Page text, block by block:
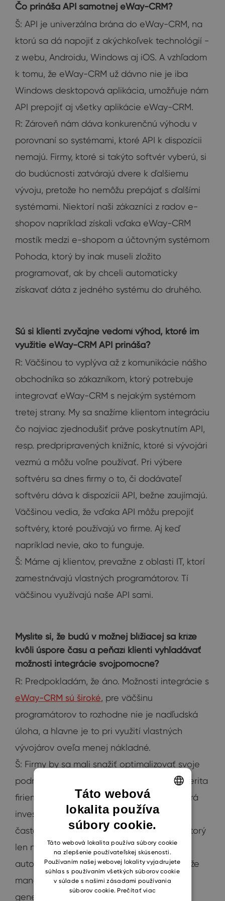
Čo prináša API samotnej eWay-CRM?
Š: API je univerzálna brána do eWay-CRM, na
ktorú sa dá napojiť z akýchkoľvek technológií -
z webu, Androidu, Windows aj iOS. A vzhľadom
k tomu, že eWay-CRM už dávno nie je iba
Windows desktopová aplikácia, umožňuje nám
API prepojiť aj všetky aplikácie eWay-CRM.
R: Zároveň nám dáva konkurenčnú výhodu v
porovnaní so systémami, ktoré API k dispozícii
nemajú. Firmy, ktoré si takýto softvér vyberú, si
do budúcnosti zatvárajú dvere k ďalšiemu
vývoju, pretože ho nemôžu prepájať s ďalšími
systémami. Niektorí naši zákazníci z radov e-
shopov napríklad získali vďaka eWay-CRM
mostík medzi e-shopom a účtovným systémom
Pohoda, ktorý by inak museli zložito
programovať, ak by chceli automaticky
získavať dáta z jedného systému do druhého.
Sú si klienti zvyčajne vedomí výhod, ktoré im
využitie eWay-CRM API prináša?
R: Väčšinou to vyplýva až z komunikácie nášho
obchodníka so zákazníkom, ktorý potrebuje
integrovať eWay-CRM s nejakým systémom
tretej strany. My sa snažíme klientom integráciu
čo najviac zjednodušiť práve poskytnutím API,
resp. predpripravených knižníc, ktoré si vývojári
vezmú a môžu voľne používať. Pri výbere
softvéru sa dnes firmy o to, či dodávateľ
softvéru dáva k dispozícii API, bežne zaujímajú.
Väčšinou vedia, že vďaka API môžu prepojiť
softvéry, ktoré používajú vo firme. Aj keď
napríklad nevie, ako to funguje.
Š: Máme aj klientov, prevažne z oblasti IT, ktorí
zamestnávajú vlastných programátorov. Tí
väčšinou využívajú naše API sami.
Myslíte si, že budú v možnej blížiacej sa kríze
kvôli úspore času a peňazí klienti vyhľadávať
možnosti integrácie svojpomocne?
R: Predpokladám, že áno. Možnosti integrácie s
eWay-CRM sú široké, pre väčšinu
programátorov to rozhodne nie je nadľudská
úloha, a hlavne je to pri využití vlastných
vývojárov oveľa menej nákladné.
Š: Firmy by sa mali snažiť optimalizovať svoje
podnikanie. Verím, že v tom je práve prosperita
firiem. Prepájanie systémov skrz API je dobrá
investícia. Jednorazovým zásahom možno
často zmysluplne nahradiť zamestnanca, ktorý
len napr. prepisuje dáta. To možno
automatizovať. Uvoľnenú pracovnú silu môže
manažér potom presmerovať niekam, kde
generuje vyššiu pridanú hodnotu.
ENGLISH
SLOVAK
Táto webová
lokalita používa
súbory cookie.
Táto webová lokalita používa súbory cookie
na zlepšenie používateľskej skúsenosti.
Používaním našej webovej lokality vyjadrujete
súhlas s používaním všetkých súborov cookie
v súlade s našimi zásadami používania
súborov cookie. Prečítať viac